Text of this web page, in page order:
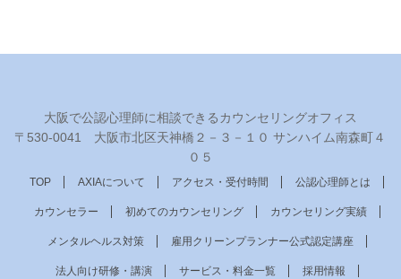
大阪で公認心理師に相談できるカウンセリングオフィス
〒530‐0041 大阪市北区天神橋２－３－１０ サンハイム南森町４
０５
TOP AXIAについて アクセス・受付時間 公認心理師とは
カウンセラー 初めてのカウンセリング カウンセリング実績
メンタルヘルス対策 雇用クリーンプランナー公式認定講座
法人向け研修・講演 サービス・料金一覧 採用情報